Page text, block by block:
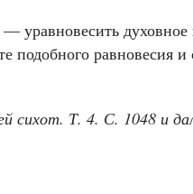
уравновесить
подобного равновесия
сихот. Т. 4. С. 1048 и